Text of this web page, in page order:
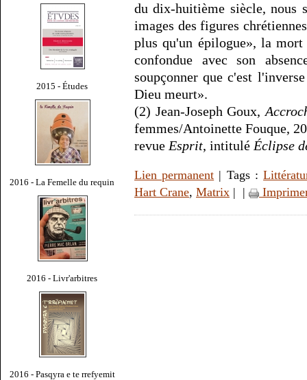
2015 - Études
2016 - La Femelle du requin
2016 - Livr'arbitres
2016 - Pasqyra e te rrefyemit
du dix-huitième siècle, nous
images des figures
plus qu'un épilogue», la
confondue avec son
soupçonner que c'est
Dieu meurt».
(2) Jean-Joseph Goux,
femmes/Antoinette Fouque,
revue Esprit, intitulé Éclipse
Lien permanent | Tags :
Hart Crane, Matrix | |